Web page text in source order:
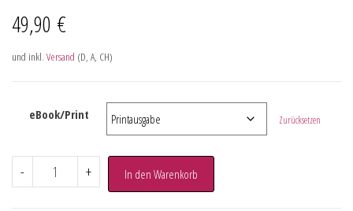
49,90 €
und inkl. Versand (D, A, CH)
eBook/Print Zurücksetzen
- + In den Warenkorb